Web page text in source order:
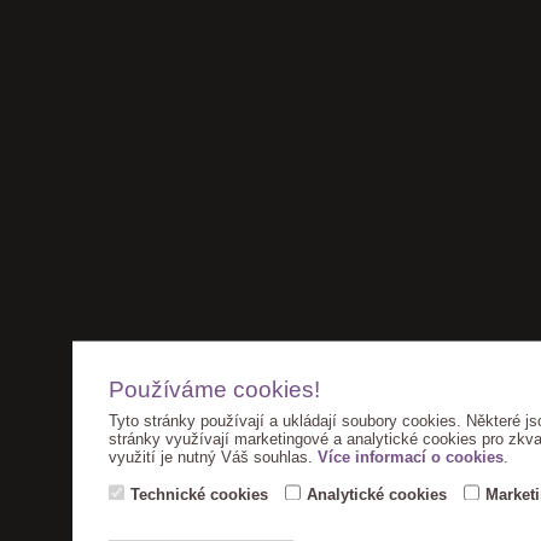
Používáme cookies!
Tyto stránky používají a ukládají soubory cookies. Některé
stránky využívají marketingové a analytické cookies pro
využití je nutný Váš souhlas. Více informací o cookies.
Technické cookies Analytické cookies